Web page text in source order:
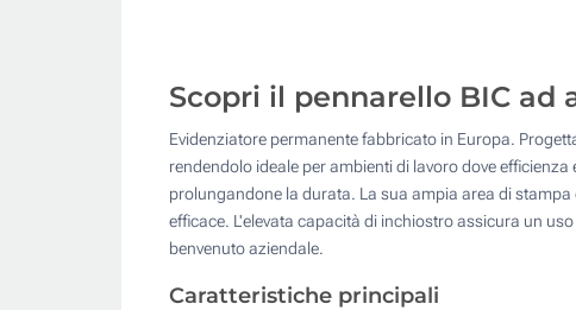
Scopri il pennarello BIC
Evidenziatore permanente fabbricato in Europa.
rendendolo ideale per ambienti di lavoro dove
prolungandone la durata. La sua ampia area di
efficace. L'elevata capacità di inchiostro assicura un
benvenuto aziendale.
Caratteristiche principali